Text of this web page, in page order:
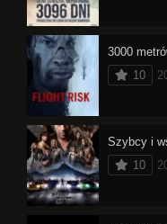
10
10